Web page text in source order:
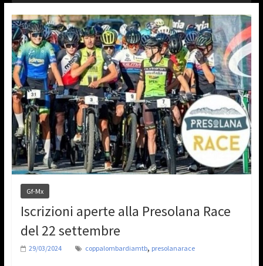
Gf-Mx
Iscrizioni aperte alla Presolana Race
del 22 settembre
29/03/2024 coppalombardiamtb, presolanarace